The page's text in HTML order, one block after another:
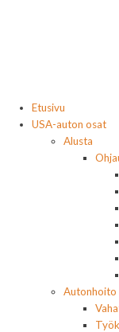
Etusivu
USA-auton osat
Alusta
Autonhoito